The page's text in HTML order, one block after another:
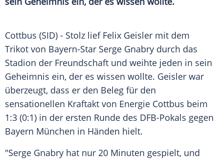
Cottbus (SID) - Stolz lief Felix Geisler mit dem
Trikot von Bayern-Star Serge Gnabry durch das
Stadion der Freundschaft und weihte jeden in sein
Geheimnis ein, der es wissen wollte. Geisler war
überzeugt, dass er den Beleg für den
sensationellen Kraftakt von Energie Cottbus beim
1:3 (0:1) in der ersten Runde des DFB-Pokals gegen
Bayern München in Händen hielt.
"Serge Gnabry hat nur 20 Minuten gespielt, und